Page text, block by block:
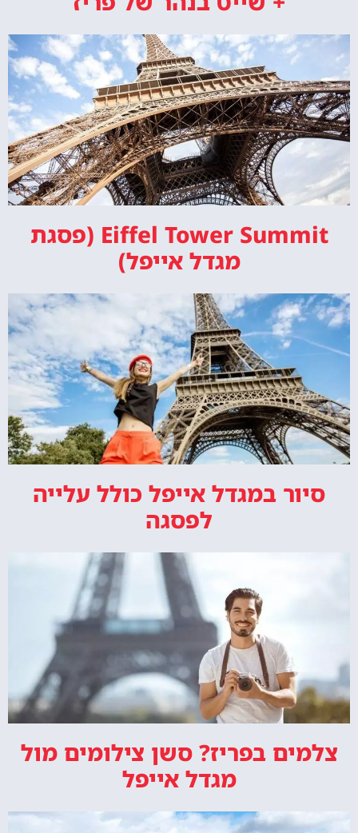
Eiffel Tower Summit (פסגת
מגדל אייפל)
סיור במגדל אייפל כולל עלייה
לפסגה
צלמים בפריז? סשן צילומים מול
מגדל אייפל